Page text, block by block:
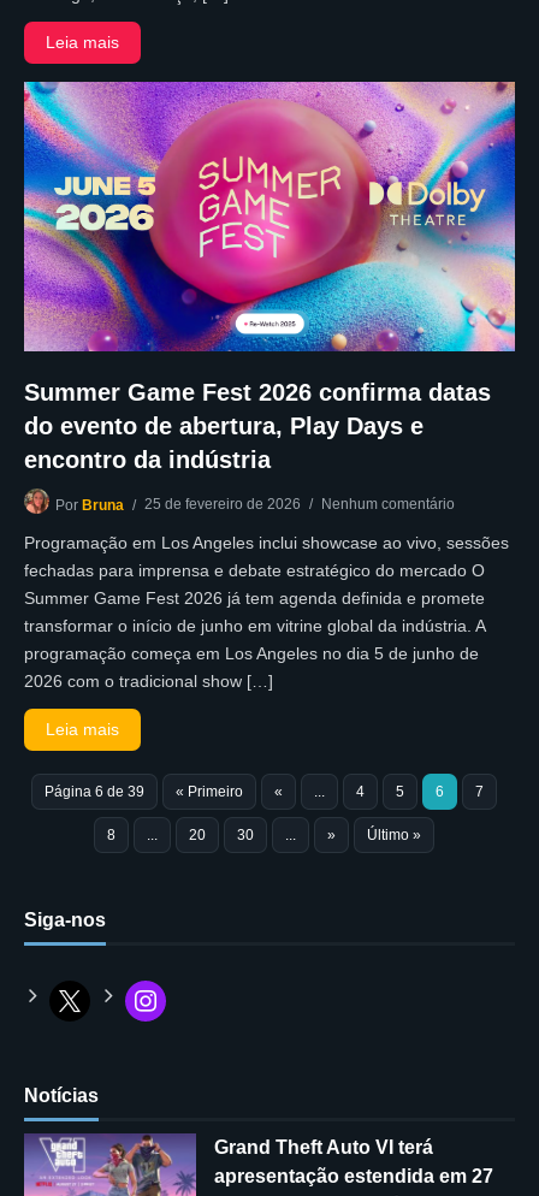
Leia mais
Summer Game Fest 2026 confirma datas
do evento de abertura, Play Days e
encontro da indústria
Por Bruna 25 de fevereiro de 2026 Nenhum comentário
Programação em Los Angeles inclui showcase ao vivo, sessões
fechadas para imprensa e debate estratégico do mercado O
Summer Game Fest 2026 já tem agenda definida e promete
transformar o início de junho em vitrine global da indústria. A
programação começa em Los Angeles no dia 5 de junho de
2026 com o tradicional show […]
Leia mais
Página 6 de 39 « Primeiro « ... 4 5 6 7
8 ... 20 30 ... » Último »
Siga-nos
Notícias
Grand Theft Auto VI terá
apresentação estendida em 27